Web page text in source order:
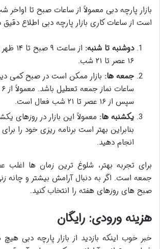
بازار پارچه دبی معمولاً از ساعات صبح تا اواخر
است از ساعات کاری بازار پارچه دبی اطلاع دقیق
دوشنبه تا شنبه:
از
۱۶ عصر تا ۲۱ شب.
جمعه ها: بازار ممکن است در صبح کمی
سپس از ۱۶ عصر تا ۲۱ شب فعال است.
یکشنبه ها: معمولاً این بازار در روزهای
بنابراین بهتر است برنامه ریزی خود را
انجام دهید.
برای تجربه بهتر، شلوغ ترین زمان ها اغلب
جمعه است. اگر به دنبال آرامش بیشتر و چانه
صبح های روزهای هفته را انتخاب کنید.
هزینه ورودی: رایگان
خبر خوب اینکه بازدید از بازار پارچه دبی هیچ